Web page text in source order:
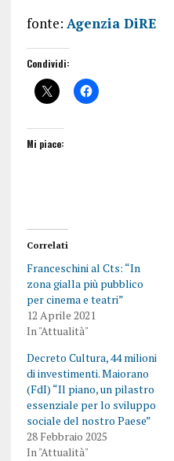
fonte: Agenzia DiRE
Condividi:
Mi piace:
Correlati
Franceschini al Cts: “In
zona gialla più pubblico
per cinema e teatri”
12 Aprile 2021
In "Attualità"
Decreto Cultura, 44 milioni
di investimenti. Maiorano
(FdI) “Il piano, un pilastro
essenziale per lo sviluppo
sociale del nostro Paese”
28 Febbraio 2025
In "Attualità"